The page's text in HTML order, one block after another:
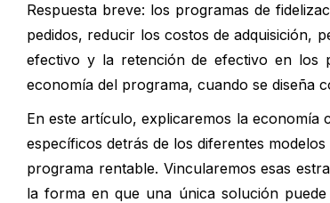
Respuesta breve: los programas de
pedidos, reducir los costos de adquisición,
efectivo y la retención de efectivo en los
economía del programa, cuando se diseña
En este artículo, explicaremos la economía
específicos detrás de los diferentes
programa rentable. Vincularemos esas
la forma en que una única solución